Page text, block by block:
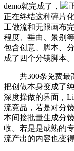
demo就完成了，
正在终结这种碎片
工做流和无限画布
程度、垂曲、景别
包含创意、脚本、
成了四个分镜脚本。
共300条免费最高
把创做本身变成了
深度操做的界面，
流竞品，若是对分
本间接批量生成分
收。若是是成熟的
流产出的内容也变